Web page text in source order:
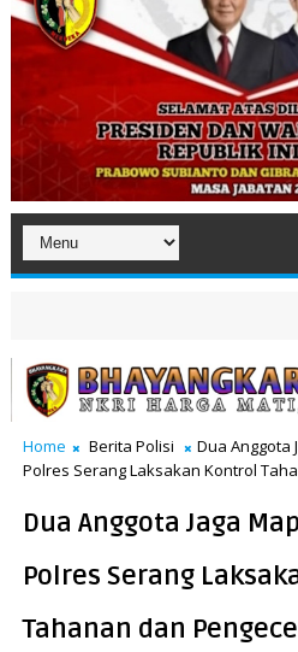
Home Berita Polisi
Dua Anggota
Polres Serang Laksakan Kontrol
Dua Anggota Jaga
Polres Serang
Tahanan dan